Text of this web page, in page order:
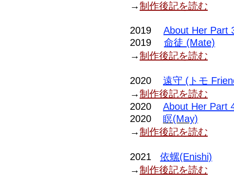
→制作後記を読む
2019 About Her Part
2019 命徒 (Mate)
→制作後記を読む
​2020 遠守 (トモ
→制作後記を読む
​2020 About Her Part
​2020 瞑(May)
→制作後記を読む
2021 依螺(Enishi)
→制作後記を読む